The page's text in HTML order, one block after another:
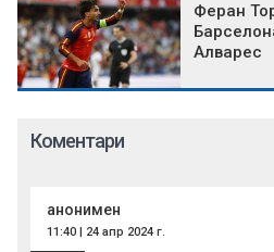
Феран
Алварес
Коментари
анонимен
11:40 | 24 апр 2024 г.